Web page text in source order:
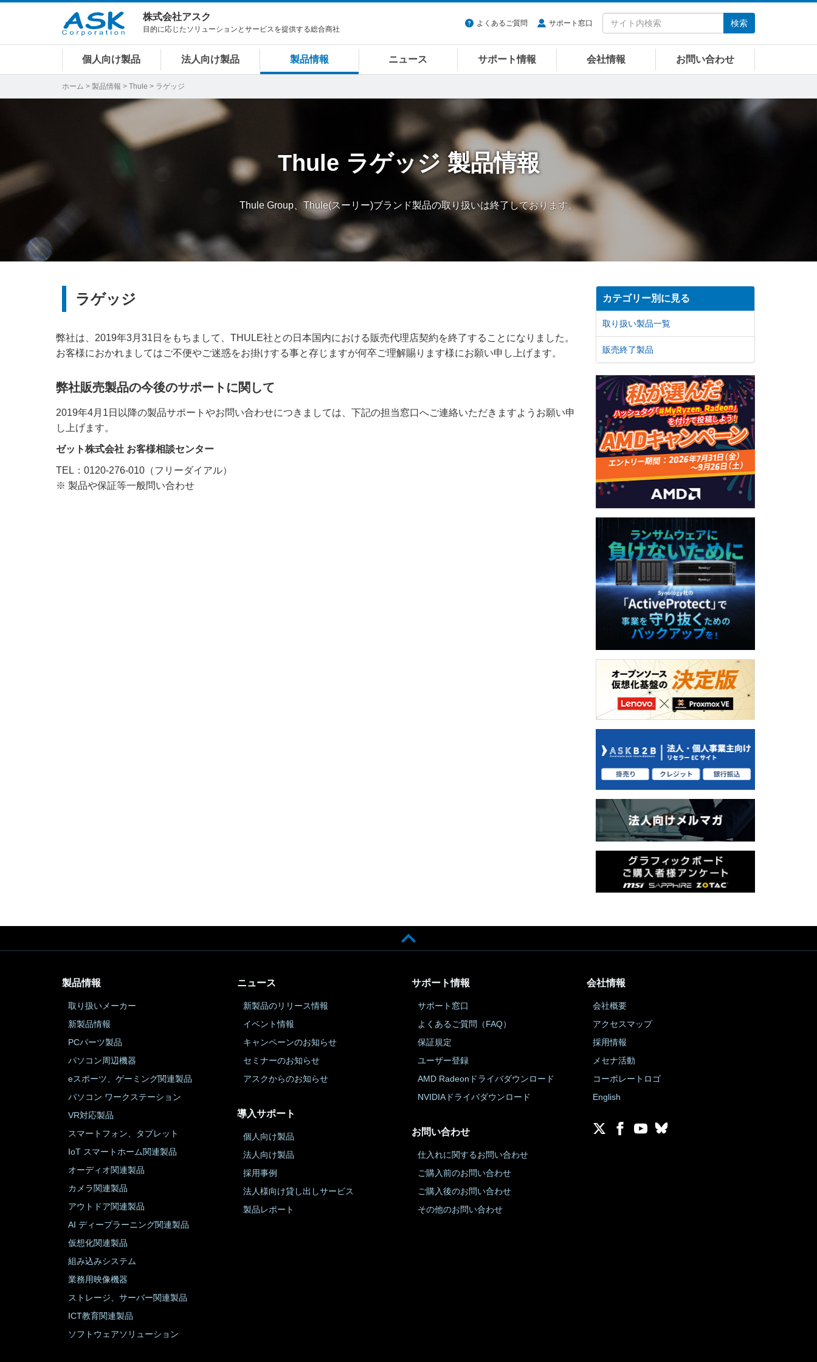
株式会社アスク
目的に応じたソリューションとサービスを提供する総合商社
よくあるご質問 サポート窓口 検索
個人向け製品 法人向け製品 製品情報 ニュース サポート情報 会社情報 お問い合わせ
ホーム > 製品情報 > Thule > ラゲッジ
Thule ラゲッジ 製品情報
Thule Group、Thule(スーリー)ブランド製品の取り扱いは終了しております。
ラゲッジ
弊社は、2019年3月31日をもちまして、THULE社との日本国内における販売代理店契約を終了することになりました。
お客様におかれましてはご不便やご迷惑をお掛けする事と存じますが何卒ご理解賜ります様にお願い申し上げます。
弊社販売製品の今後のサポートに関して
2019年4月1日以降の製品サポートやお問い合わせにつきましては、下記の担当窓口へご連絡いただきますようお願い申
し上げます。
ゼット株式会社 お客様相談センター
TEL：0120-276-010（フリーダイアル）
※ 製品や保証等一般問い合わせ
カテゴリー別に見る
取り扱い製品一覧
販売終了製品
製品情報
取り扱いメーカー
新製品情報
PCパーツ製品
パソコン周辺機器
eスポーツ、ゲーミング関連製品
パソコン ワークステーション
VR対応製品
スマートフォン、タブレット
IoT スマートホーム関連製品
オーディオ関連製品
カメラ関連製品
アウトドア関連製品
AI ディープラーニング関連製品
仮想化関連製品
組み込みシステム
業務用映像機器
ストレージ、サーバー関連製品
ICT教育関連製品
ソフトウェアソリューション
ニュース
新製品のリリース情報
イベント情報
キャンペーンのお知らせ
セミナーのお知らせ
アスクからのお知らせ
導入サポート
個人向け製品
法人向け製品
採用事例
法人様向け貸し出しサービス
製品レポート
サポート情報
サポート窓口
よくあるご質問（FAQ）
保証規定
ユーザー登録
AMD Radeonドライバダウンロード
NVIDIAドライバダウンロード
お問い合わせ
仕入れに関するお問い合わせ
ご購入前のお問い合わせ
ご購入後のお問い合わせ
その他のお問い合わせ
会社情報
会社概要
アクセスマップ
採用情報
メセナ活動
コーポレートロゴ
English